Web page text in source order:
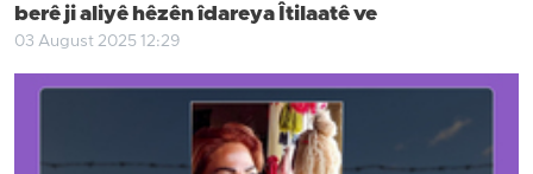
berê ji aliyê hêzên îdareya Îtilaatê ve
03 August 2025 12:29